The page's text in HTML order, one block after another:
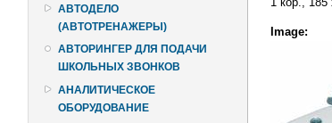
АВТОДЕЛО
(АВТОТРЕНАЖЕРЫ)
АВТОРИНГЕР ДЛЯ ПОДАЧИ
ШКОЛЬНЫХ ЗВОНКОВ
АНАЛИТИЧЕСКОЕ
ОБОРУДОВАНИЕ
Image: